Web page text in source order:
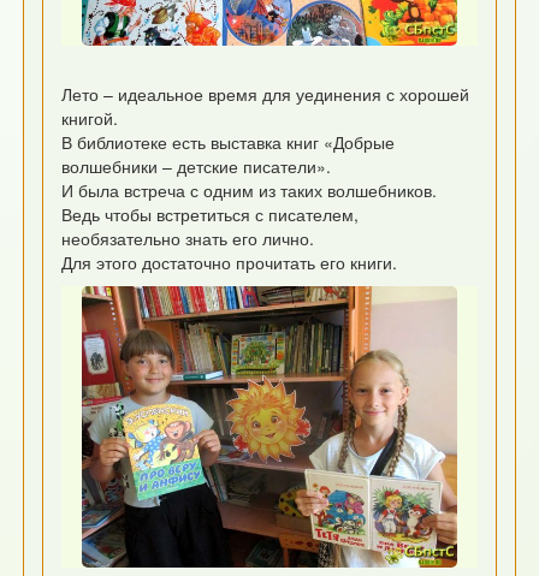
Лето – идеальное время для уединения с хорошей
книгой.
В библиотеке есть выставка книг «Добрые
волшебники – детские писатели».
И была встреча с одним из таких волшебников.
Ведь чтобы встретиться с писателем,
необязательно знать его лично.
Для этого достаточно прочитать его книги.